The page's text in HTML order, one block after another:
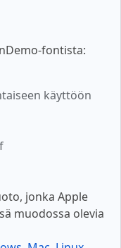
fontista:
käyttöön
jonka Apple
muodossa olevia